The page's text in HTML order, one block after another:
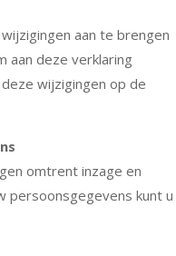
aan te brengen
aan deze verklaring
wijzigingen op de
omtrent inzage en
persoonsgegevens kunt u